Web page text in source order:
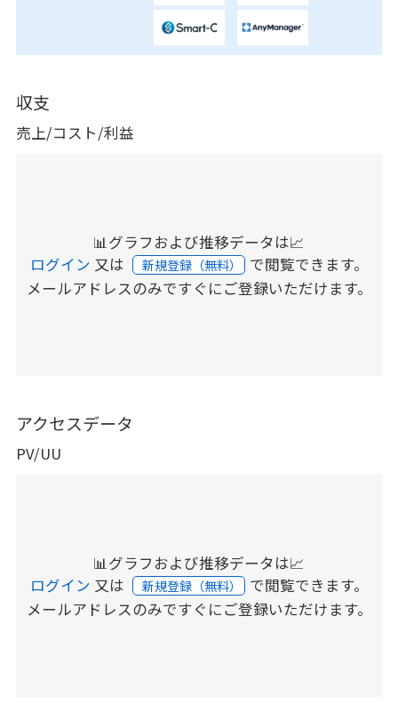
収支
売上/コスト/利益
📊グラフおよび推移データは📈
ログイン 又は 新規登録（無料） で閲覧できます。
メールアドレスのみですぐにご登録いただけます。
アクセスデータ
PV/UU
📊グラフおよび推移データは📈
ログイン 又は 新規登録（無料） で閲覧できます。
メールアドレスのみですぐにご登録いただけます。